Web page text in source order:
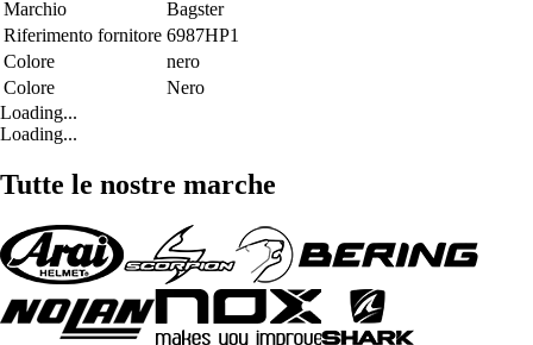
Marchio
Bagster
Riferimento fornitore 6987HP1
Colore
nero
Colore
Nero
Loading...
Loading...
Tutte le nostre marche